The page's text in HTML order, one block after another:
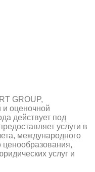
GROUP,
и оценочной
действует под
услуги в
международного
ценообразования,
услуг и